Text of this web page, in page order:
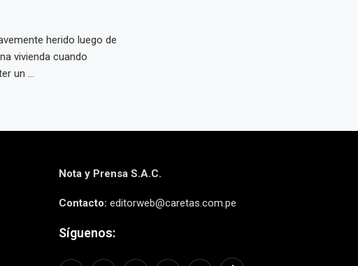
herido luego de
vivienda cuando
un ...
Nota y Prensa S.A.C.
Contacto: editorweb@caretas.com.pe
Síguenos: